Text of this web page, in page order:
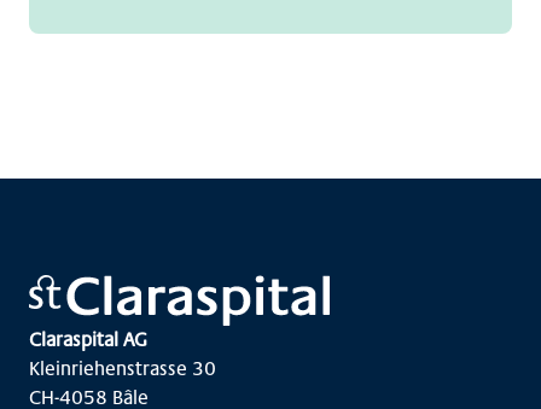
Claraspital AG
Kleinriehenstrasse 30
CH-4058 Bâle